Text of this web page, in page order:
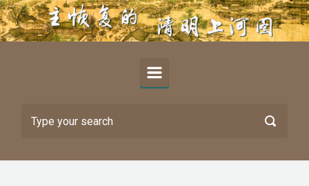
Skip to main content